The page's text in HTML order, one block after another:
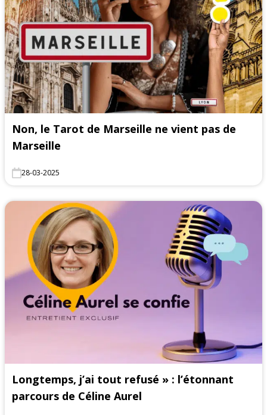
Non, le Tarot de Marseille ne vient pas de
Marseille
28-03-2025
Longtemps, j’ai tout refusé » : l’étonnant
parcours de Céline Aurel